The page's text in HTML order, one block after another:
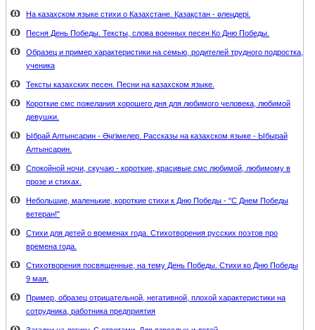
На казахском языке стихи о Казахстане. Қазақстан - өлеңдері.
Песня День Победы. Тексты, слова военных песен Ко Дню Победы.
Образец и пример характеристики на семью, родителей трудного подростка,
ученика
Тексты казахских песен. Песни на казахском языке.
Короткие смс пожелания хорошего дня для любимого человека, любимой
девушки.
Ыбрай Алтынсарин - Әңгімелер. Рассказы на казахском языке - Ыбырай
Алтынсарин.
Спокойной ночи, скучаю - короткие, красивые смс любимой, любимому в
прозе и стихах.
Небольшие, маленькие, короткие стихи к Дню Победы - "С Днем Победы
ветеран!"
Стихи для детей о временах года. Стихотворения русских поэтов про
времена года.
Стихотворения посвященные, на тему День Победы. Стихи ко Дню Победы
9 мая.
Пример, образец отрицательной, негативной, плохой характеристики на
сотрудника, работника предприятия